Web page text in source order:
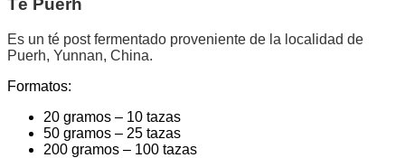
Té Puerh
Es un té post fermentado proveniente de la localidad de
Puerh, Yunnan, China.
Formatos:
20 gramos – 10 tazas
50 gramos – 25 tazas
200 gramos – 100 tazas